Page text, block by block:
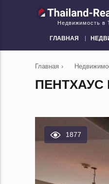
Недвижимость в
ГЛАВНАЯ
Главная ›
ПЕНТХАУС
1877